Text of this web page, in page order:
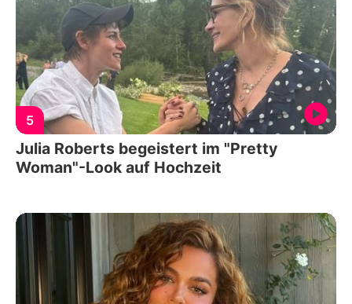
5
Julia Roberts begeistert im "Pretty
Woman"-Look auf Hochzeit